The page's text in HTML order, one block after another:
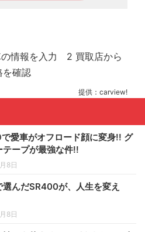
提供：carview!
愛車がオフロード顔に変身!! グ
テープが最強な件!!
8日
選んだSR400が、人生を変え
8日